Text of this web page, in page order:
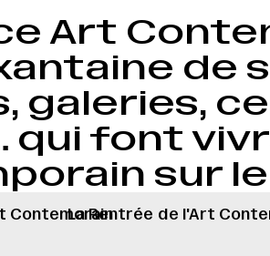
Art
de
galeries,
qui font
sur
Contemorain
La Rentrée de l'Art